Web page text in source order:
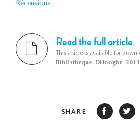
Récensions
Read the full article
This article is available for
SHARE